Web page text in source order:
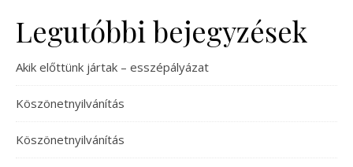
Legutóbbi bejegyzések
Akik előttünk jártak – esszépályázat
Köszönetnyilvánítás
Köszönetnyilvánítás